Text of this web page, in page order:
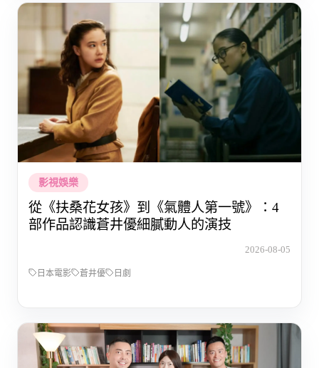
影視娛樂
從《扶桑花女孩》到《氣體人第一號》：4
部作品認識蒼井優細膩動人的演技
2026-08-05
日本電影 蒼井優 日劇